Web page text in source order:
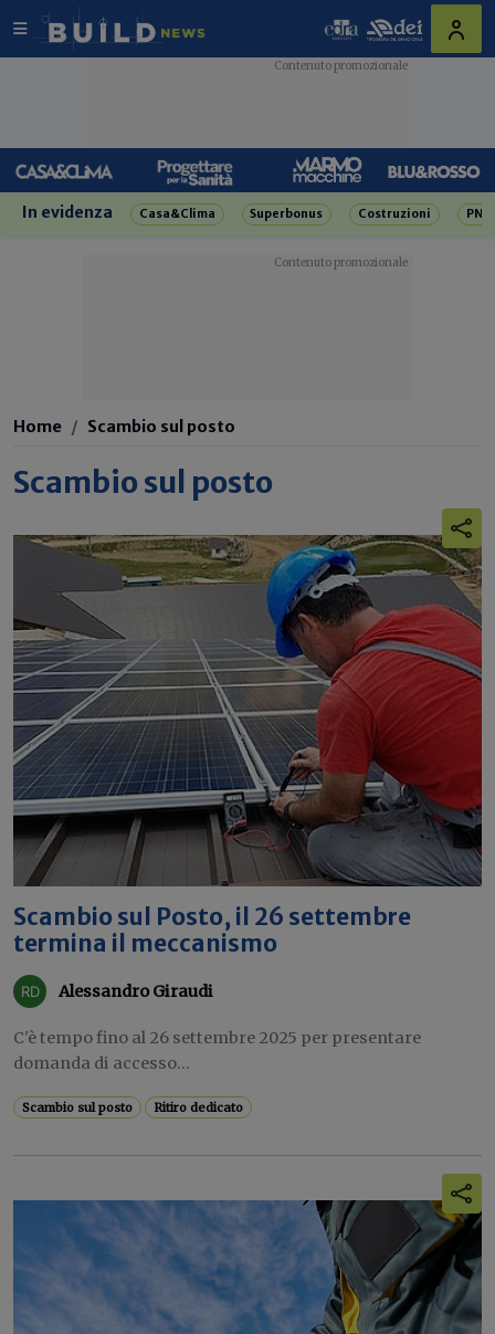
In evidenza Casa&Clima Superbonus Costruzioni
Home Scambio sul posto
Scambio sul posto
Scambio sul Posto, il 26 settembre
termina il meccanismo
Alessandro Giraudi
C'è tempo fino al 26 settembre 2025 per presentare
domanda di accesso...
Scambio sul posto Ritiro dedicato